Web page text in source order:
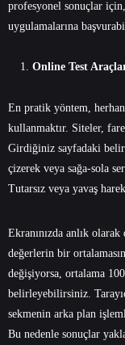
profesyonel sonuçlar
uygulamalarına
Online Test
En pratik yöntem,
kullanmaktır. Siteler,
Girdiğiniz sayfadaki
çizerek veya sağa-sola
Tutarsız veya yavaş
Ekranınızda anlık
değerlerin bir
değişiyorsa, ortalama
belirleyebilirsiniz.
sekmenin arka plan
Bu nedenle sonuçlar